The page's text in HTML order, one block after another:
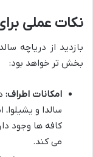
نکات عملی
بازدید از دریاچه
بخش تر خواهد بود:
امکانات اطراف:
سالدا و
کافه ها وجود
می کند.